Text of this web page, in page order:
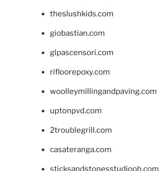
theslushkids.com
giobastian.com
glpascensori.com
rifloorepoxy.com
woolleymillingandpaving.com
uptonpvd.com
2troublegrill.com
casateranga.com
sticksandstonesstudiooh.com